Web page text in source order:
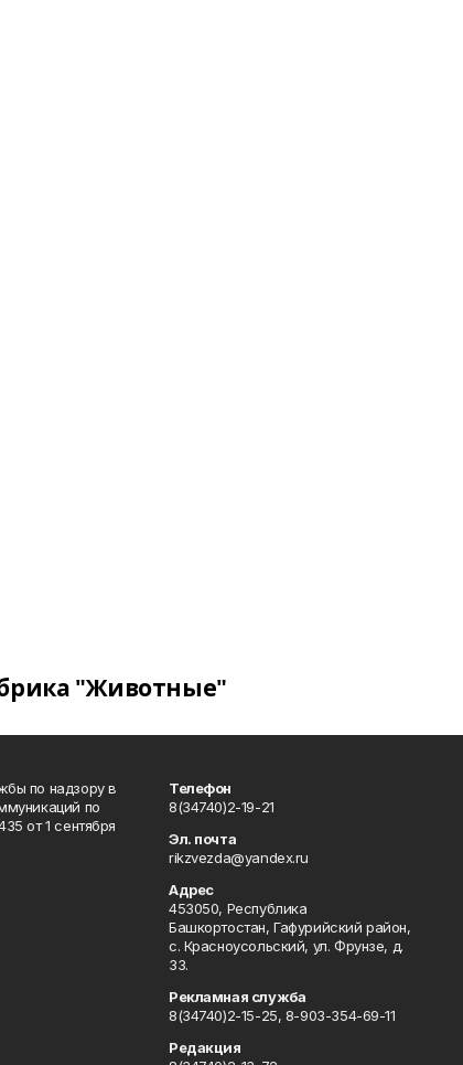
"Животные"
по надзору в
по
от 1 сентября
Телефон
8(34740)2-19-21
Эл. почта
rikzvezda@yandex.ru
Адрес
453050, Республика
Башкортостан, Гафурийский район,
с. Красноусольский, ул. Фрунзе, д.
33.
Рекламная служба
8(34740)2-15-25, 8-903-354-69-11
Редакция